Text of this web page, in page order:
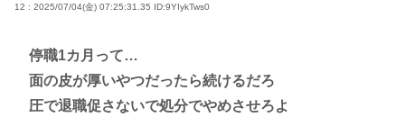
12 : 2025/07/04(金) 07:25:31.35 ID:9YIykTws0
停職1カ月って…
面の皮が厚いやつだったら続けるだろ
圧で退職促さないで処分でやめさせろよ